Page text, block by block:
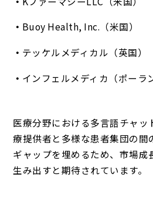
Buoy Health, Inc.（米国）
テッケルメディカル（英国）
インフェルメディカ（ポーラ
医療分野における多言語チャッ
療提供者と多様な患者集団の間
ギャップを埋めるため、市場成
生み出すと期待されています。